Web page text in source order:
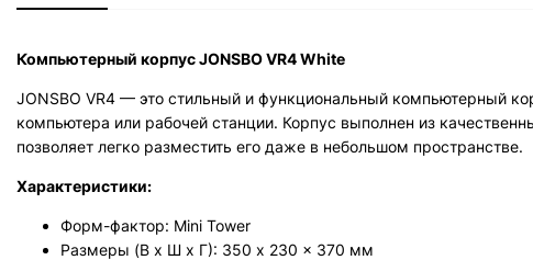
Компьютерный корпус JONSBO VR4 White
JONSBO VR4 — это стильный и функциональный компьютерный
компьютера или рабочей станции. Корпус выполнен из
позволяет легко разместить его даже в небольшом пространстве.
Характеристики:
Форм-фактор: Mini Tower
Размеры (В х Ш х Г): 350 x 230 x 370 мм